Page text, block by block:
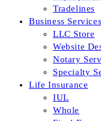
Tradelines
Business Services
LLC Store
Website
Notary
Specialty
Life Insurance
IUL
Whole